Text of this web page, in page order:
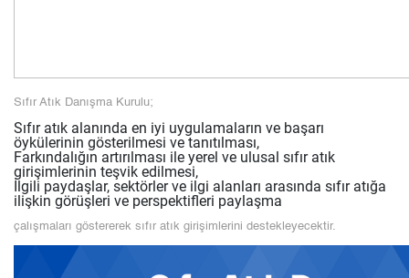
Sıfır Atık Danışma Kurulu;
Sıfır atık alanında en iyi uygulamaların ve başarı
öykülerinin gösterilmesi ve tanıtılması,
Farkındalığın artırılması ile yerel ve ulusal sıfır atık
girişimlerinin teşvik edilmesi,
İlgili paydaşlar, sektörler ve ilgi alanları arasında sıfır atığa
ilişkin görüşleri ve perspektifleri paylaşma
çalışmaları göstererek sıfır atık girişimlerini destekleyecektir.